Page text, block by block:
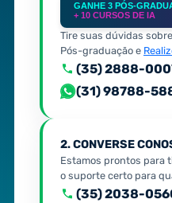
GANHE 3 PÓS-
+ 10 CURSOS DE IA
Tire suas dúvidas
Pós-graduação e
(35) 2888-
(31) 98788-
2. CONVERSE
Estamos prontos para
o suporte certo para
(35) 2038-